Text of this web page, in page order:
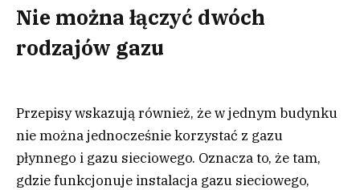
Nie można łączyć dwóch
rodzajów gazu
Przepisy wskazują również, że w jednym budynku
nie można jednocześnie korzystać z gazu
płynnego i gazu sieciowego. Oznacza to, że tam,
gdzie funkcjonuje instalacja gazu sieciowego,